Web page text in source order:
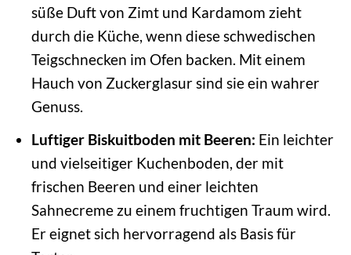
süße Duft von Zimt und Kardamom zieht
durch die Küche, wenn diese schwedischen
Teigschnecken im Ofen backen. Mit einem
Hauch von Zuckerglasur sind sie ein wahrer
Genuss.
Luftiger Biskuitboden mit Beeren: Ein leichter
und vielseitiger Kuchenboden, der mit
frischen Beeren und einer leichten
Sahnecreme zu einem fruchtigen Traum wird.
Er eignet sich hervorragend als Basis für